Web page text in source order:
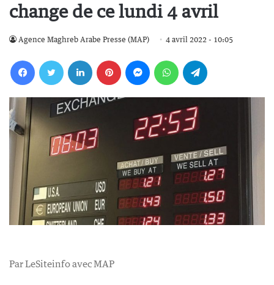
change de ce lundi 4 avril
Agence Maghreb Arabe Presse (MAP) 4 avril 2022 - 10:05
Par LeSiteinfo avec MAP